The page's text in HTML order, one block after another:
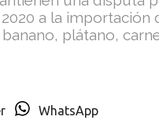
a la
plátano,
WhatsApp